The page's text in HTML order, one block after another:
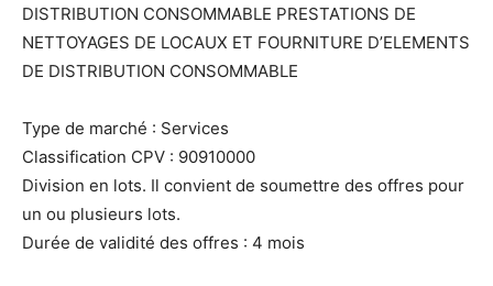
DISTRIBUTION CONSOMMABLE PRESTATIONS DE
NETTOYAGES DE LOCAUX ET FOURNITURE D’ELEMENTS
DE DISTRIBUTION CONSOMMABLE
Type de marché : Services
Classification CPV : 90910000
Division en lots. Il convient de soumettre des offres pour
un ou plusieurs lots.
Durée de validité des offres : 4 mois